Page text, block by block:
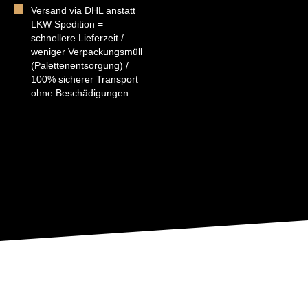
Versand via DHL anstatt
LKW Spedition =
schnellere Lieferzeit /
weniger Verpackungsmüll
(Palettenentsorgung) /
100% sicherer Transport
ohne Beschädigungen